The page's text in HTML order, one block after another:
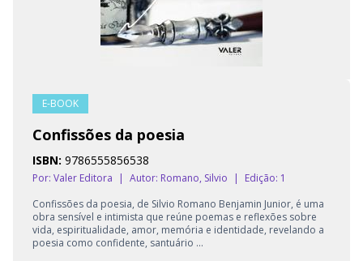
E-BOOK
Confissões da poesia
ISBN: 9786555856538
Por: Valer Editora | Autor: Romano, Silvio |
Edição: 1
Confissões da poesia, de Silvio Romano Benjamin Junior, é uma
obra sensível e intimista que reúne poemas e reflexões sobre
vida, espiritualidade, amor, memória e identidade, revelando a
poesia como confidente, santuário ...